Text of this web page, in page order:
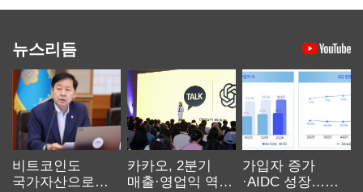
뉴스리듬
비트코인도
국가자산으로…'
카카오, 2분기
매출·영업익 역대
가입자 증가
·AIDC 성장…